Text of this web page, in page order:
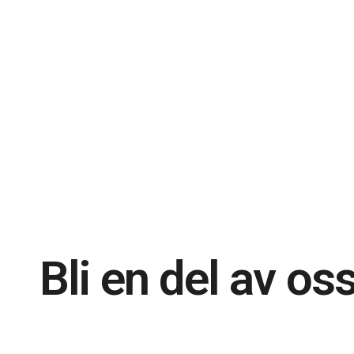
Bli en del av